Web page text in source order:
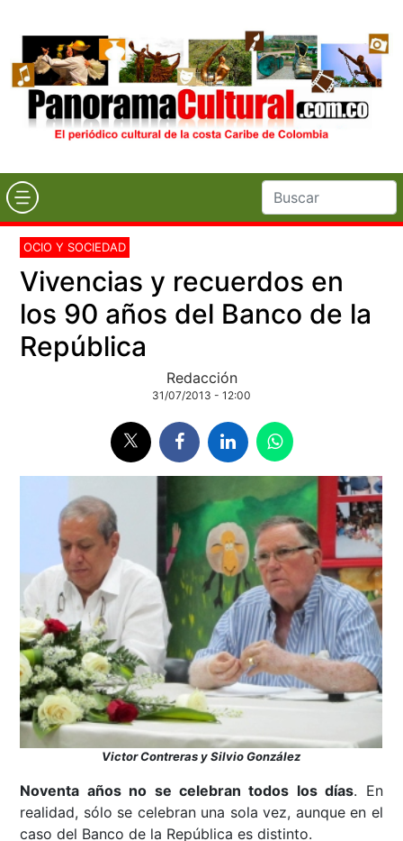
OCIO Y SOCIEDAD
Vivencias y recuerdos en
los 90 años del Banco de la
República
Redacción
31/07/2013 - 12:00
Victor Contreras y Silvio González
Noventa años no se celebran todos los días. En
realidad, sólo se celebran una sola vez, aunque en el
caso del Banco de la República es distinto.